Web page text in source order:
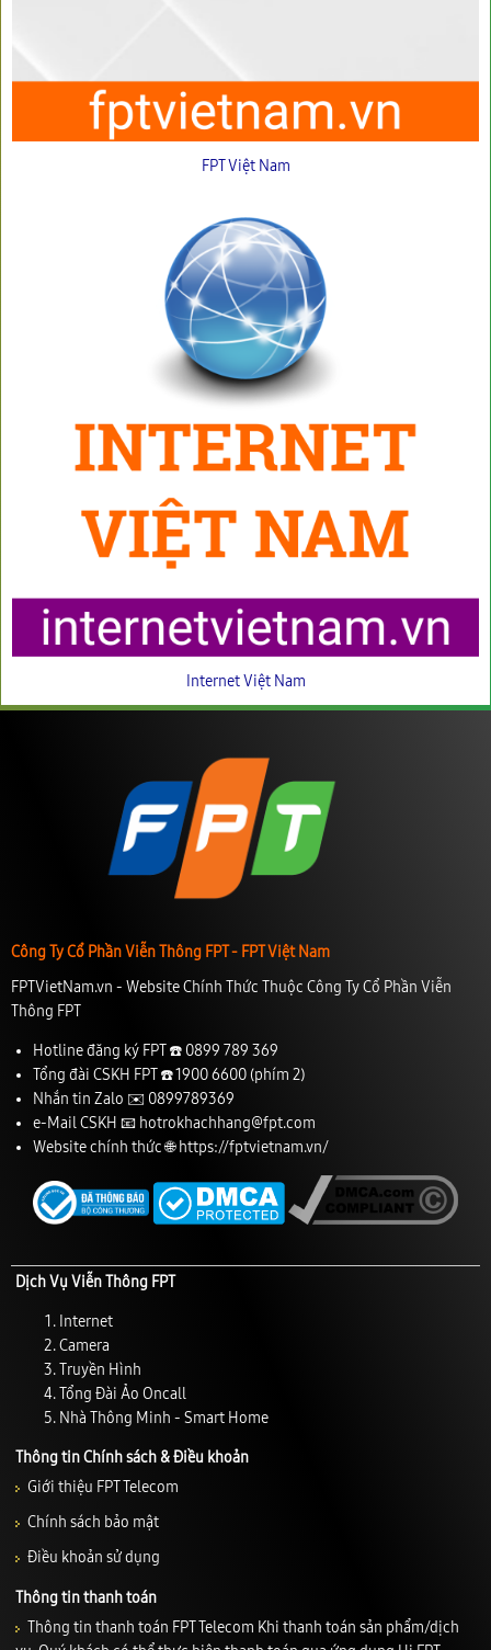
FPT Việt Nam
Internet Việt Nam
Công Ty Cổ Phần Viễn Thông FPT - FPT Việt Nam
FPTVietNam.vn - Website Chính Thức Thuộc Công Ty Cổ Phần Viễn
Thông FPT
Hotline đăng ký FPT ☎️ 0899 789 369
Tổng đài CSKH FPT ☎️1900 6600(phím 2)
Nhắn tin Zalo ✉️ 0899789369
e-Mail CSKH 📧 hotrokhachhang@fpt.com
Website chính thức 🌐 https://fptvietnam.vn/
Dịch Vụ Viễn Thông FPT
Internet
Camera
Truyền Hình
Tổng Đài Ảo Oncall
Nhà Thông Minh - Smart Home
Thông tin Chính sách & Điều khoản
Giới thiệu FPT Telecom
Chính sách bảo mật
Điều khoản sử dụng
Thông tin thanh toán
Thông tin thanh toán FPT Telecom Khi thanh toán sản phẩm/dịch